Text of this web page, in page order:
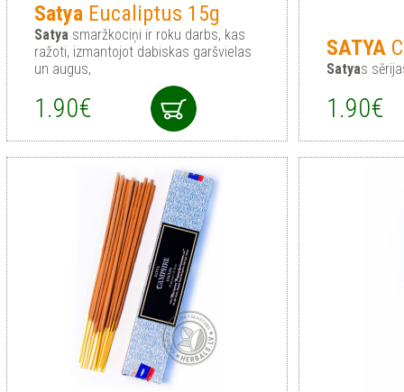
SatyaEucaliptus 15g
Satyasmaržkociņi ir roku darbs, kas
ražoti, izmantojot dabiskas garšvielas
un augus,
1.90€
SATYA
Satyas
1.90€